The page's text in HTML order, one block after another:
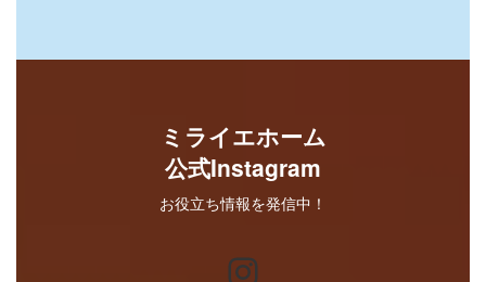
ミライエホーム
公式Instagram
お役立ち情報を発信中！
Instagram